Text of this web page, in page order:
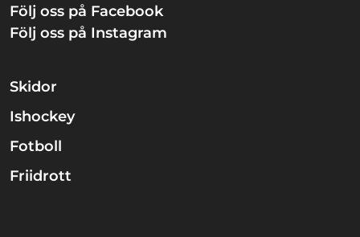
Följ oss på Facebook
Följ oss på Instagram
Skidor
Ishockey
Fotboll
Friidrott